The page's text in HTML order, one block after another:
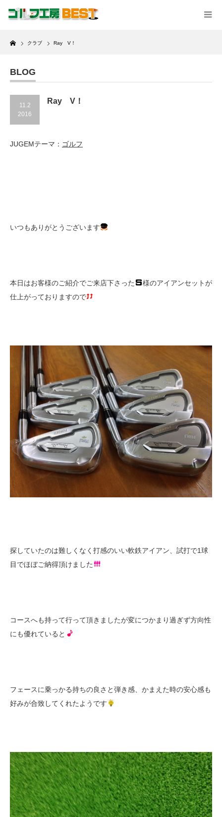
Home
クラブ Ray V！
BLOG
11.2
2016
Ray V！
JUGEMテーマ： ゴルフ
いつもありがとうございます
本日はお客様のご紹介でご来店下さった
様のアイアンセットが
仕上がっておりますので
探していたのは難しくなく打感のいい軟鉄アイアン、試打で1球
目でほぼご納得頂けました
コースへも持って行って頂きましたが変につかまり過ぎず方向性
にも優れていると
フェースに乗っかる持ちの良さと弾き感、かまえた時の安心感も
好みが合致してくれたようです